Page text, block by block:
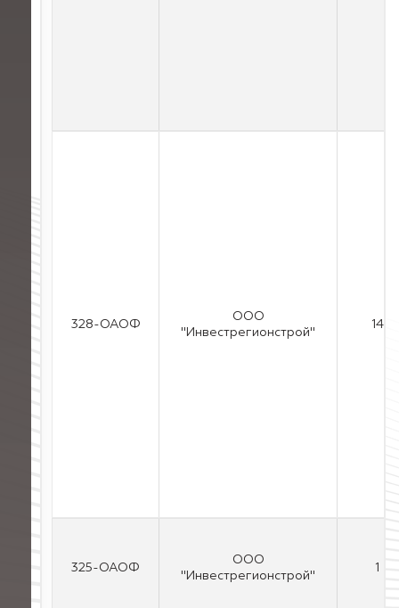
328-ОАОФ
ООО
"Инвестрегионстрой"
14
325-ОАОФ
ООО
"Инвестрегионстрой"
1